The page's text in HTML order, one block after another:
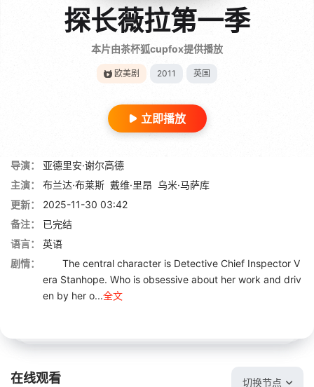
探长薇拉第一季
本片由茶杯狐cupfox提供播放
欧美剧 2011 英国
立即播放
导演：
亚德里安·谢尔高德
主演：
布兰达·布莱斯 戴维·里昂 乌米·马萨库
更新：
2025-11-30 03:42
备注：
已完结
语言：
英语
剧情：
The central character is Detective Chief Inspector V
era Stanhope. Who is obsessive about her work and driv
en by her o...全文
在线观看 切换节点